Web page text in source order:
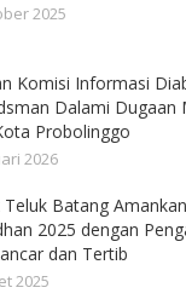
2025
Komisi Informasi
Dalami Dugaan
Probolinggo
2026
Teluk Batang
2025 dengan
dan Tertib
2025